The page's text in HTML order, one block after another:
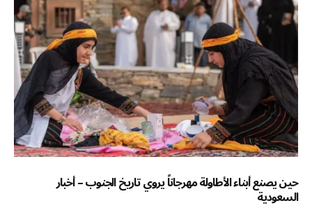
حين يصنع أبناء الأطاولة مهرجاناً يروي تاريخ الجنوب – أخبار
السعودية